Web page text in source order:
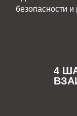
безопасности
4